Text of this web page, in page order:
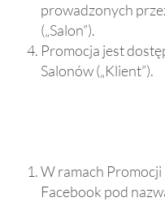
prowadzonych
(„Salon”).
Promocja jest
Salonów („Klient”).
W ramach
Facebook pod